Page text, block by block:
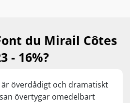
du Mirail Côtes
- 16%?
överdådigt och dramatiskt
övertygar omedelbart